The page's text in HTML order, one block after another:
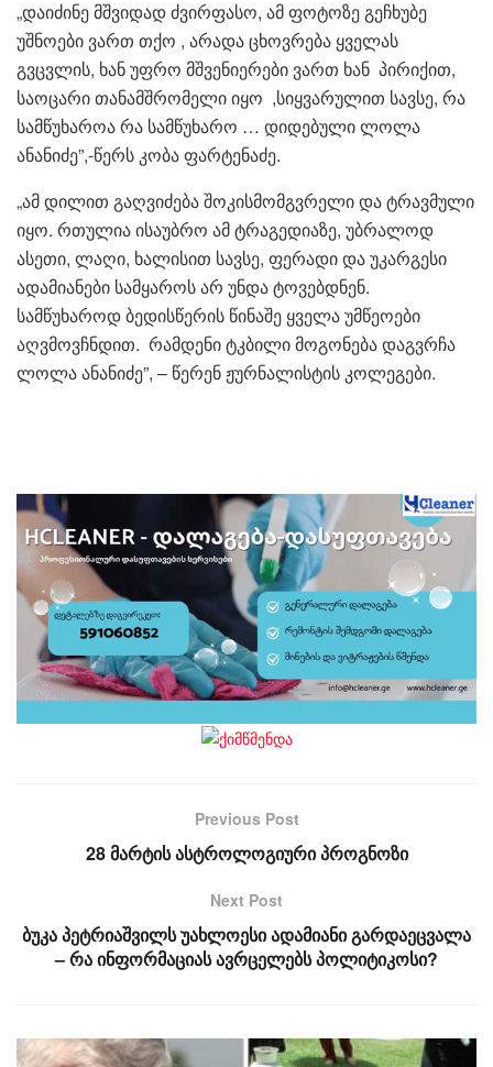
„დაიძინე მშვიდად ძვირფასო, ამ ფოტოზე გეჩხუბე
უშნოები ვართ თქო , არადა ცხოვრება ყველას
გვცვლის, ხან უფრო მშვენიერები ვართ ხან პირიქით,
საოცარი თანამშრომელი იყო ,სიყვარულით სავსე, რა
სამწუხაროა რა სამწუხარო … დიდებული ლოლა
ანანიძე”,-წერს კობა ფარტენაძე.
„ამ დილით გაღვიძება შოკისმომგვრელი და ტრავმული
იყო. რთულია ისაუბრო ამ ტრაგედიაზე, უბრალოდ
ასეთი, ლაღი, ხალისით სავსე, ფერადი და უკარგესი
ადამიანები სამყაროს არ უნდა ტოვებდნენ.
სამწუხაროდ ბედისწერის წინაშე ყველა უმწეოები
აღვმოვჩნდით. რამდენი ტკბილი მოგონება დაგვრჩა
ლოლა ანანიძე”, – წერენ ჟურნალისტის კოლეგები.
Previous Post
28 მარტის ასტროლოგიური პროგნოზი
Next Post
ბუკა პეტრიაშვილს უახლოესი ადამიანი გარდაეცვალა
– რა ინფორმაციას ავრცელებს პოლიტიკოსი?